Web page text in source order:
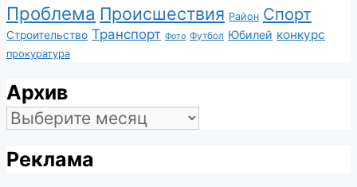
Проблема Происшествия Район Спорт
Строительство Транспорт Фото Футбол Юбилей конкурс
прокуратура
Архив
Архив
Реклама